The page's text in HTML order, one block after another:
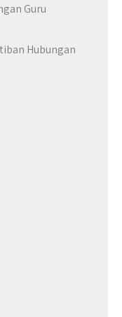
Guru
Hubungan